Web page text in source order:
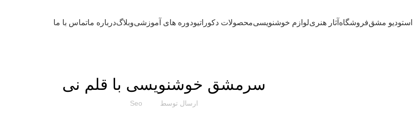
استودیو مشقفروشگاه آثار هنریلوازم خوشنویسیمحصولات دکوراتیودوره های آموزشیوبلاگدرباره ماتماس با ما
سرمشق خوشنویسی با قلم نی
ارسال توسط Seo